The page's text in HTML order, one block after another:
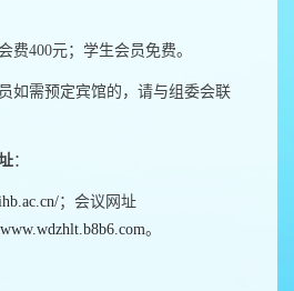
费400元；学生会员免费。
如需预定宾馆的，请与组委会联
：
；会议网址
www.wdzhlt.b8b6.com。